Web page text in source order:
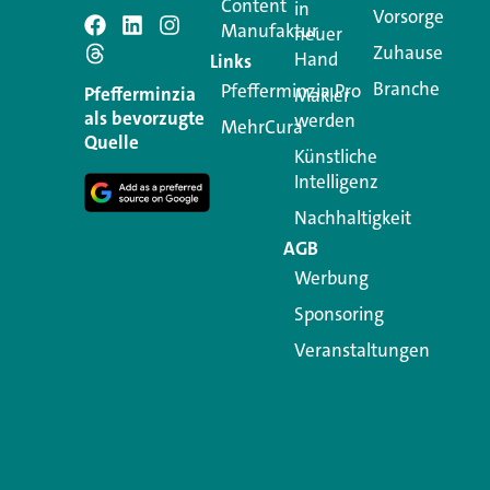
Schreiben
Ihre E-Mail-Adresse wird
Kommentar
Pfefferminzia
als bevorzugte
Quelle
Content
Manufaktur
Links
Pfefferminzia.Pro
MehrCura
in
neuer
Hand
Makler
werden
Künstliche
Intelligenz
Nachhaltigkeit
AGB
Werbung
Sponsoring
Veranstaltungen
Vorsorge
Zuhause
Branche